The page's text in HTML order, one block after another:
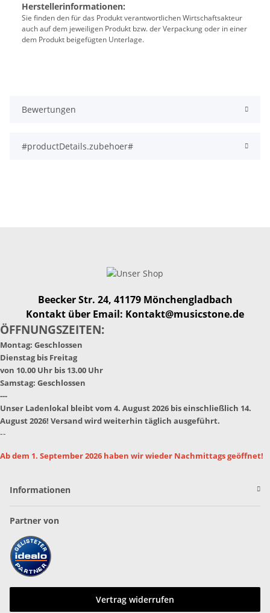
Herstellerinformationen:
Sie finden den für das Produkt verantwortlichen Wirtschaftsakteur
auch auf dem jeweiligen Produkt bzw. der Verpackung oder in einer
dem Produkt beigefügten Unterlage.
Bewertungen
#productDetails.zubehoer#
Beecker Str. 24, 41179 Mönchengladbach
Kontakt über Email: Kontakt@musicstone.de
ÖFFNUNGSZEITEN:
Montag: Geschlossen
Dienstag bis Freitag
von 10.00 Uhr bis 13.00 Uhr
Samstag: Geschlossen
---
Unser Ladenlokal bleibt vom 4. August 2026 bis einschließlich 14.
August 2026! Versand wird weiterhin täglich ausgeführt.
--
Ab dem 1. September 2026 haben wir wieder Nachmittags geöffnet!
Informationen
Partner von
Vertrag widerrufen